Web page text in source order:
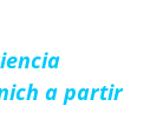
a partir